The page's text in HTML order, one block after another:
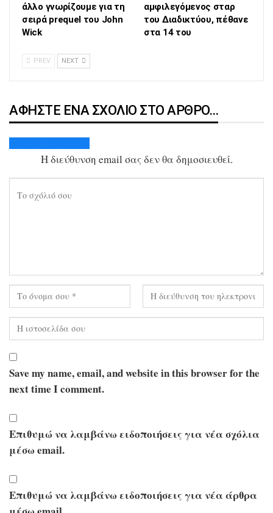
άλλο γνωρίζουμε για τη
σειρά prequel του John
Wick
αμφιλεγόμενος σταρ
του Διαδικτύου, πέθανε
στα 14 του
PREV NEXT
ΑΦΉΣΤΕ ΈΝΑ ΣΧΌΛΙΟ ΣΤΟ ΆΡΘΡΟ…
Η διεύθυνση email σας δεν θα δημοσιευθεί.
Save my name, email, and website in this browser for the
next time I comment.
Επιθυμώ να λαμβάνω ειδοποιήσεις για νέα σχόλια
μέσω email.
Επιθυμώ να λαμβάνω ειδοποιήσεις για νέα άρθρα